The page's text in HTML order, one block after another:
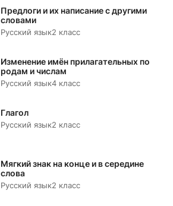
Предлоги и их написание с другими
словами
Русский язык2 класс
Изменение имён прилагательных по
родам и числам
Русский язык4 класс
Глагол
Русский язык2 класс
Мягкий знак на конце и в середине
слова
Русский язык2 класс